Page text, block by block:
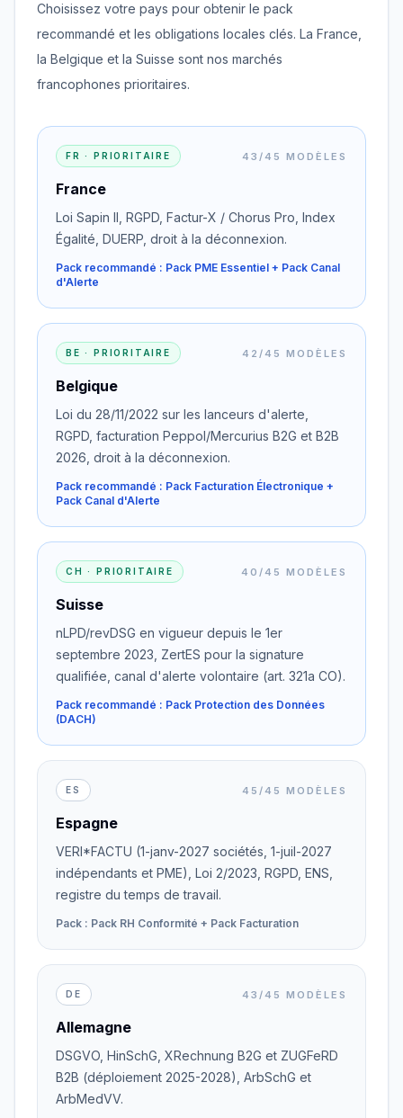
Choisissez votre pays pour obtenir le pack
recommandé et les obligations locales clés. La France,
la Belgique et la Suisse sont nos marchés
francophones prioritaires.
FR · PRIORITAIRE 43/45 MODÈLES
France
Loi Sapin II, RGPD, Factur-X / Chorus Pro, Index
Égalité, DUERP, droit à la déconnexion.
Pack recommandé : Pack PME Essentiel + Pack Canal
d'Alerte
BE · PRIORITAIRE 42/45 MODÈLES
Belgique
Loi du 28/11/2022 sur les lanceurs d'alerte,
RGPD, facturation Peppol/Mercurius B2G et B2B
2026, droit à la déconnexion.
Pack recommandé : Pack Facturation Électronique +
Pack Canal d'Alerte
CH · PRIORITAIRE 40/45 MODÈLES
Suisse
nLPD/revDSG en vigueur depuis le 1er
septembre 2023, ZertES pour la signature
qualifiée, canal d'alerte volontaire (art. 321a CO).
Pack recommandé : Pack Protection des Données
(DACH)
ES 45/45 MODÈLES
Espagne
VERI*FACTU (1-janv-2027 sociétés, 1-juil-2027
indépendants et PME), Loi 2/2023, RGPD, ENS,
registre du temps de travail.
Pack : Pack RH Conformité + Pack Facturation
DE 43/45 MODÈLES
Allemagne
DSGVO, HinSchG, XRechnung B2G et ZUGFeRD
B2B (déploiement 2025-2028), ArbSchG et
ArbMedVV.